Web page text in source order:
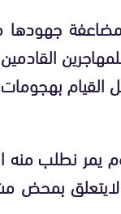
مضاعفة
القيام
نطلب منه
لايتعلق